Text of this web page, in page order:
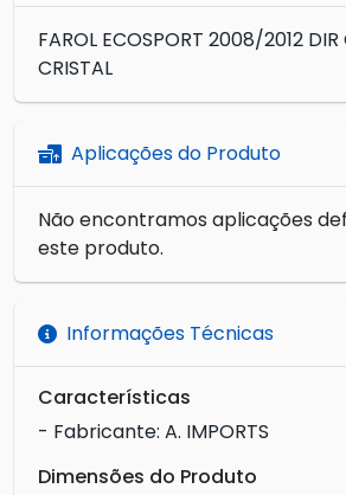
FAROL ECOSPORT 2008/2012
CRISTAL
Aplicações do Produto
Não encontramos aplicações
este produto.
Informações Técnicas
Características
- Fabricante: A. IMPORTS
Dimensões do Produto